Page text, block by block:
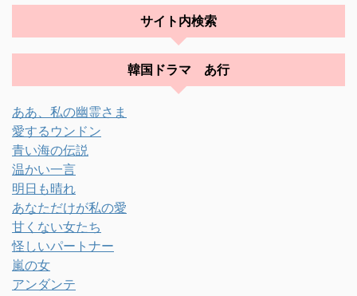
サイト内検索
韓国ドラマ あ行
ああ、私の幽霊さま
愛するウンドン
青い海の伝説
温かい一言
明日も晴れ
あなただけが私の愛
甘くない女たち
怪しいパートナー
嵐の女
アンダンテ